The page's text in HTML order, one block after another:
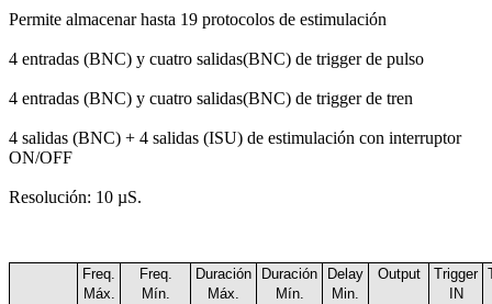
Permite almacenar hasta 19 protocolos de estimulación
4 entradas (BNC) y cuatro salidas(BNC) de trigger de pulso
4 entradas (BNC) y cuatro salidas(BNC) de trigger de tren
4 salidas (BNC) + 4 salidas (ISU) de estimulación con interruptor
ON/OFF
Resolución: 10 µS.
Freq.
Máx.
Freq.
Mín.
Duración
Máx.
Duración
Mín.
Delay
Min.
Output
Trigger
IN